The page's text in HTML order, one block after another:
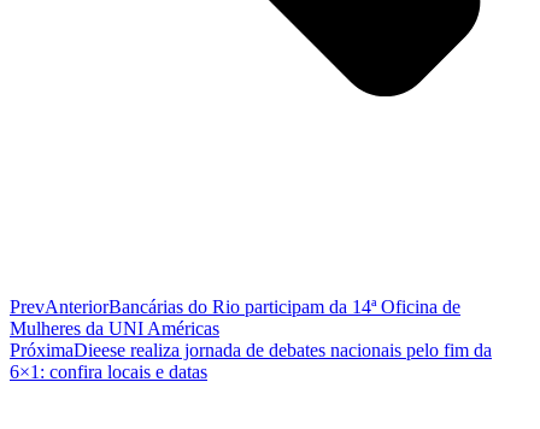
PrevAnteriorBancárias do Rio participam da 14ª Oficina de
Mulheres da UNI Américas
PróximaDieese realiza jornada de debates nacionais pelo fim da
6×1: confira locais e datas